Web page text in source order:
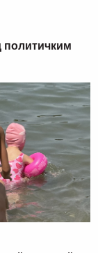
политичким